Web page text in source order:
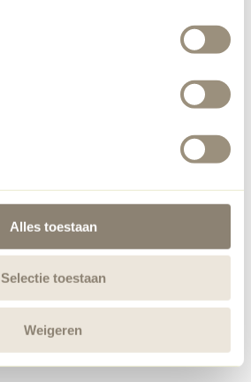
Alles toestaan
Selectie toestaan
Weigeren